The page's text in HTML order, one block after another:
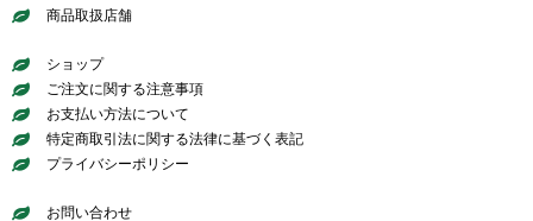
商品取扱店舗
ショップ
ご注文に関する注意事項
お支払い方法について
特定商取引法に関する法律に基づく表記
プライバシーポリシー
お問い合わせ